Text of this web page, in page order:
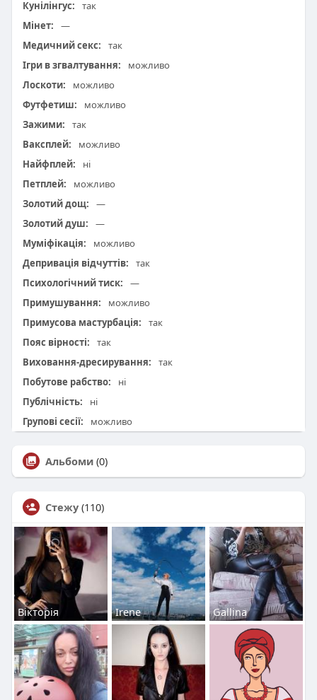
Кунілінгус:
так
Мінет:
—
Медичний секс:
так
Ігри в згвалтування:
можливо
Лоскоти:
можливо
Футфетиш:
можливо
Зажими:
так
Ваксплей:
можливо
Найфплей:
ні
Петплей:
можливо
Золотий дощ:
—
Золотий душ:
—
Муміфікація:
можливо
Депривація відчуттів:
так
Психологічний тиск:
—
Примушування:
можливо
Примусова мастурбація:
так
Пояс вірності:
так
Виховання-дресирування:
так
Побутове рабство:
ні
Публічність:
ні
Групові сесії:
можливо
Альбоми (0)
Стежу (110)
Вікторія Irene Gallina